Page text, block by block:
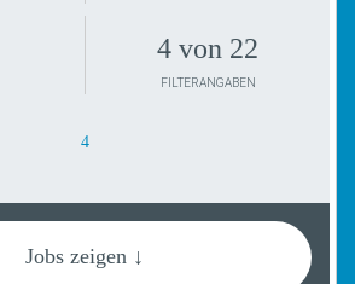
4 von 22
FILTERANGABEN
4
Jobs zeigen ↓